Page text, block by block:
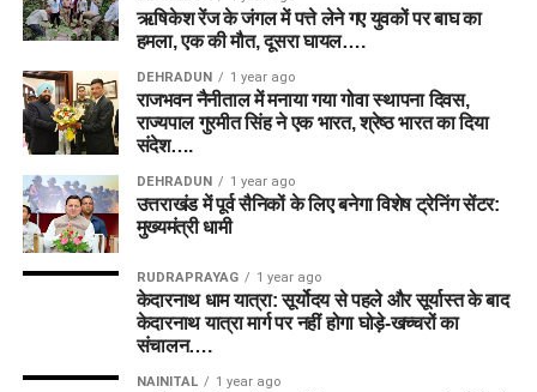
ऋषिकेश रेंज के जंगल में पत्ते लेने गए युवकों पर बाघ का
हमला, एक की मौत, दूसरा घायल….
DEHRADUN 1 year ago
राजभवन नैनीताल में मनाया गया गोवा स्थापना दिवस,
राज्यपाल गुरमीत सिंह ने एक भारत, श्रेष्ठ भारत का दिया
संदेश….
DEHRADUN 1 year ago
उत्तराखंड में पूर्व सैनिकों के लिए बनेगा विशेष ट्रेनिंग सेंटर:
मुख्यमंत्री धामी
RUDRAPRAYAG 1 year ago
केदारनाथ धाम यात्रा: सूर्योदय से पहले और सूर्यास्त के बाद
केदारनाथ यात्रा मार्ग पर नहीं होगा घोड़े-खच्चरों का
संचालन….
NAINITAL 1 year ago